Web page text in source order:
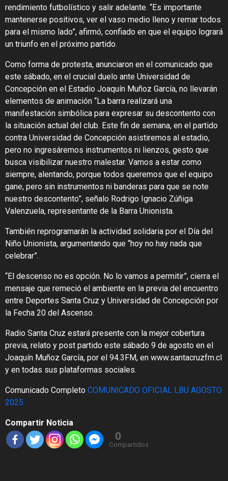
rendimiento futbolístico y salir adelante. “Es importante
mantenerse positivos, ver el vaso medio lleno y remar todos
para el mismo lado”, afirmó, confiado en que el equipo logrará
un triunfo en el próximo partido.
Como forma de protesta, anunciaron en el comunicado que
este sábado, en el crucial duelo ante Universidad de
Concepción en el Estadio Joaquín Muñoz García, no llevarán
elementos de animación “La barra realizará una
manifestación simbólica para expresar su descontento con
la situación actual del club. Este fin de semana, en el partido
contra Universidad de Concepción asistiremos al estadio,
pero no ingresáremos instrumentos ni lienzos, gesto que
busca visibilizar nuestro malestar. Vamos a estar como
siempre, alentando, porque todos queremos que el equipo
gane, pero sin instrumentos ni banderas para que se note
nuestro descontento”, señalo Rodrigo Ignacio Zúñiga
Valenzuela, representante de la Barra Unionista.
También reprogramarán la actividad solidaria por el Día del
Niño Unionista, argumentando que “hoy no hay nada que
celebrar”.
“El descenso no es opción. No lo vamos a permitir”, cierra el
mensaje que remeció el ambiente en la previa del encuentro
entre Deportes Santa Cruz y Universidad de Concepción por
la Fecha 20 del Ascenso.
Radio Santa Cruz estará presente con la mejor cobertura
previa, relato y post partido este sábado 9 de agosto en el
Joaquín Muñoz García, por el 94.3FM, en www.santacruzfm.cl
y en todas sus plataformas sociales.
Comunicado Completo COMUNICADO OFICIAL LBU AGOSTO
2025
Compartir Noticia
0
Compartidos